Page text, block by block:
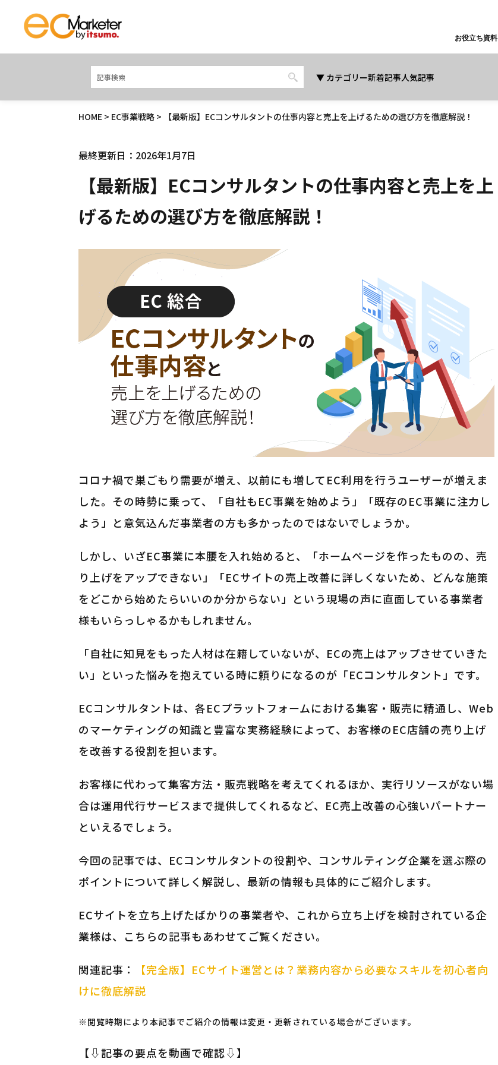
お役立ち資料
カテゴリー新着記事人気記事
HOME > EC事業戦略 > 【最新版】ECコンサルタントの仕事内容と売上を上げるための選び方を徹底解説！
最終更新日：2026年1月7日
【最新版】ECコンサルタントの仕事内容と売上を上
げるための選び方を徹底解説！
コロナ禍で巣ごもり需要が増え、以前にも増してEC利用を行うユーザーが増えま
した。その時勢に乗って、「自社もEC事業を始めよう」「既存のEC事業に注力し
よう」と意気込んだ事業者の方も多かったのではないでしょうか。
しかし、いざEC事業に本腰を入れ始めると、「ホームページを作ったものの、売
り上げをアップできない」「ECサイトの売上改善に詳しくないため、どんな施策
をどこから始めたらいいのか分からない」という現場の声に直面している事業者
様もいらっしゃるかもしれません。
「自社に知見をもった人材は在籍していないが、ECの売上はアップさせていきた
い」といった悩みを抱えている時に頼りになるのが「ECコンサルタント」です。
ECコンサルタントは、各ECプラットフォームにおける集客・販売に精通し、Web
のマーケティングの知識と豊富な実務経験によって、お客様のEC店舗の売り上げ
を改善する役割を担います。
お客様に代わって集客方法・販売戦略を考えてくれるほか、実行リソースがない場
合は運用代行サービスまで提供してくれるなど、EC売上改善の心強いパートナー
といえるでしょう。
今回の記事では、ECコンサルタントの役割や、コンサルティング企業を選ぶ際の
ポイントについて詳しく解説し、最新の情報も具体的にご紹介します。
ECサイトを立ち上げたばかりの事業者や、これから立ち上げを検討されている企
業様は、こちらの記事もあわせてご覧ください。
関連記事：
【完全版】ECサイト運営とは？業務内容から必要なスキルを初心者向
けに徹底解説
※閲覧時期により本記事でご紹介の情報は変更・更新されている場合がございます。
【⇩記事の要点を動画で確認⇩】